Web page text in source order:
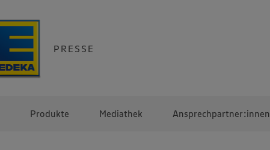
PRESSE
Produkte Mediathek Ansprechpartner:innen